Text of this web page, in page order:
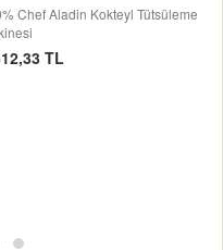
Chef Aladin Kokteyl Tütsüleme
TL